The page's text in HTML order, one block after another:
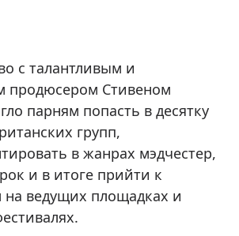
с талантливым и
продюсером Стивеном
парням попасть в десятку
групп,
в жанрах мэдчестер,
и в итоге прийти к
на ведущих площадках и